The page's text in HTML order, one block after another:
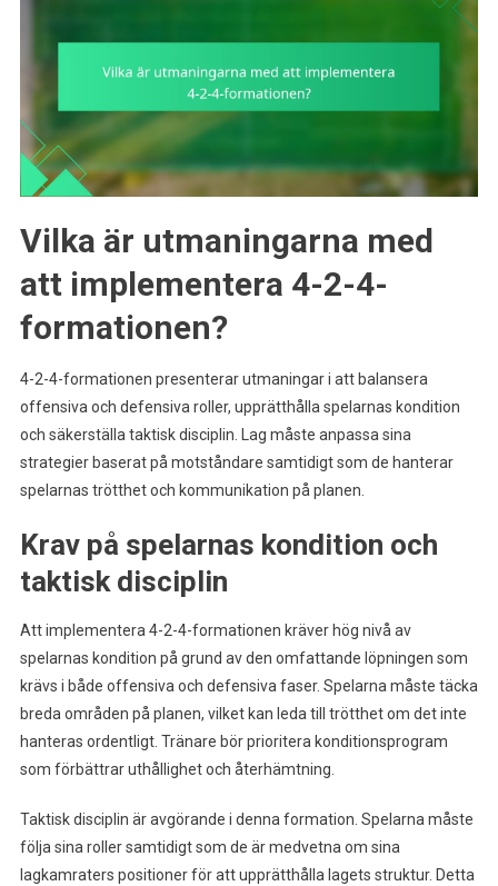
Vilka är utmaningarna med
att implementera 4-2-4-
formationen?
4-2-4-formationen presenterar utmaningar i att balansera
offensiva och defensiva roller, upprätthålla spelarnas kondition
och säkerställa taktisk disciplin. Lag måste anpassa sina
strategier baserat på motståndare samtidigt som de hanterar
spelarnas trötthet och kommunikation på planen.
Krav på spelarnas kondition och
taktisk disciplin
Att implementera 4-2-4-formationen kräver hög nivå av
spelarnas kondition på grund av den omfattande löpningen som
krävs i både offensiva och defensiva faser. Spelarna måste täcka
breda områden på planen, vilket kan leda till trötthet om det inte
hanteras ordentligt. Tränare bör prioritera konditionsprogram
som förbättrar uthållighet och återhämtning.
Taktisk disciplin är avgörande i denna formation. Spelarna måste
följa sina roller samtidigt som de är medvetna om sina
lagkamraters positioner för att upprätthålla lagets struktur. Detta